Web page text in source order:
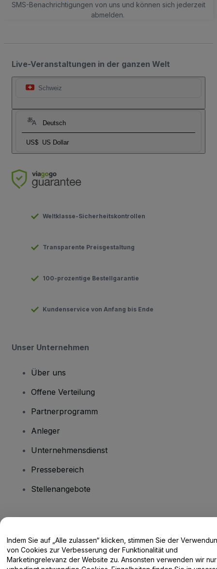
SMS-Benachrichtigungen von uns und können sich jederzeit
abmelden.
Live-Veranstaltungen in der ganzen Welt
Schweiz
Deutsch
US$ US Dollar
Weltklasse-Sicherheitskontrollen
Transparente Preisgestaltung
100-prozentige Bestellgarantie
Kundenservice von Anfang bis Ende
Unser Unternehmen
Über uns
Offene Verteilung
Partnerprogramm
Anleger
Unternehmensdienst
Pressebereich
Stellenangebote
Hilfe-Center / Kontakt
Indem Sie auf „Alle zulassen“ klicken, stimmen Sie der
von Cookies zur Verbesserung der Funktionalität und
Marketingrelevanz der Website zu. Ansonsten verwenden wir nur